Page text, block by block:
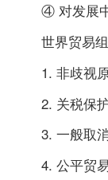
④ 对发展中
世界贸易组
1. 非歧视
2. 关税保护
3. 一般取消
4. 公平贸